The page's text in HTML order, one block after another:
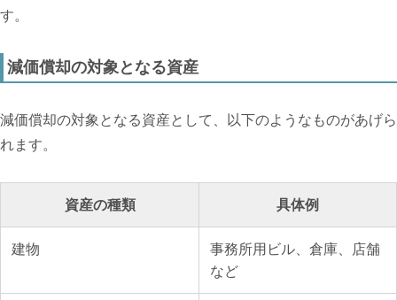
す。
減価償却の対象となる資産
減価償却の対象となる資産として、以下のようなものがあげら
れます。
資産の種類 具体例
建物
事務所用ビル、倉庫、店舗
など